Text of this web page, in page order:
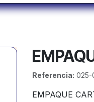
Referencia: 025-
EMPAQUE